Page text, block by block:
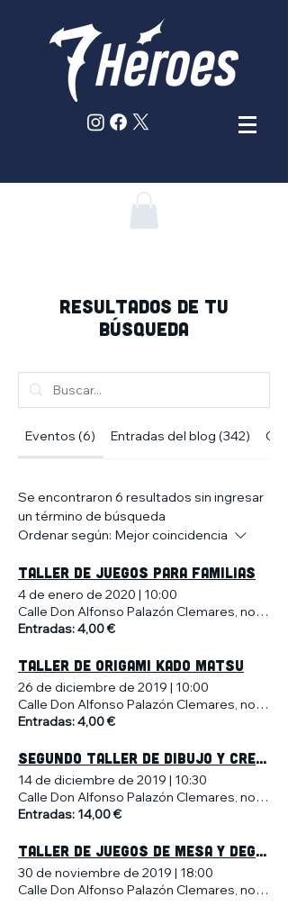
RESULTADOS DE TU
BÚSQUEDA
Eventos (6) Entradas del blog (342)
Se encontraron 6 resultados sin ingresar
un término de búsqueda
Ordenar según: Mejor coincidencia
TALLER DE JUEGOS PARA FAMILIAS
4 de enero de 2020 | 10:00
Calle Don Alfonso Palazón Clemares, no 4,
Entradas: 4,00 €
TALLER DE ORIGAMI KADO MATSU
26 de diciembre de 2019 | 10:00
Calle Don Alfonso Palazón Clemares, no 4,
Entradas: 4,00 €
SEGUNDO TALLER DE DIBUJO Y CREATIVIDAD PARA NIÑOS
14 de diciembre de 2019 | 10:30
Calle Don Alfonso Palazón Clemares, no 4,
Entradas: 14,00 €
TALLER DE JUEGOS DE MESA Y DEGUSTACIÓN DE CERVEZA ARTESANA
30 de noviembre de 2019 | 18:00
Calle Don Alfonso Palazón Clemares, no 4,